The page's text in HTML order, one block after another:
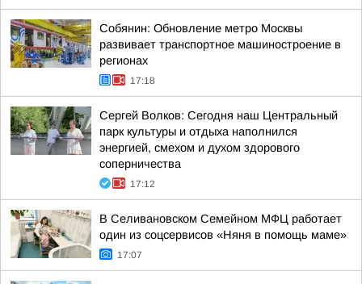
Собянин: Обновление метро Москвы
развивает транспортное машиностроение в
регионах
17:18
Сергей Волков: Сегодня наш Центральный
парк культуры и отдыха наполнился
энергией, смехом и духом здорового
соперничества
17:12
В Селивановском Семейном МФЦ работает
один из соцсервисов «Няня в помощь маме»
17:07